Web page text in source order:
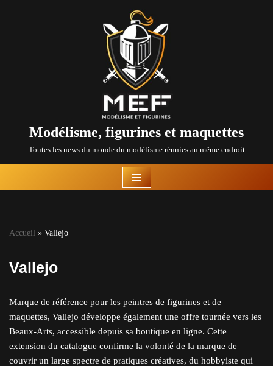
Modélisme, figurines et maquettes
Toutes les news du monde du modélisme réunies au même endroit
Accueil » Vallejo
Vallejo
Marque de référence pour les peintres de figurines et de
maquettes, Vallejo développe également une offre tournée vers les
Beaux-Arts, accessible depuis sa boutique en ligne. Cette
extension du catalogue confirme la volonté de la marque de
couvrir un large spectre de pratiques créatives, du hobbyiste qui